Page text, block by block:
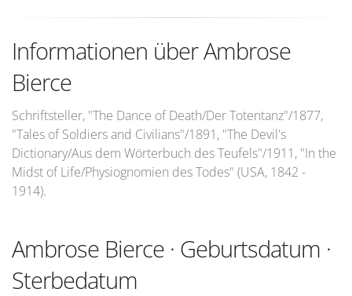
Informationen über Ambrose
Bierce
Schriftsteller, "The Dance of Death/Der Totentanz"/1877,
"Tales of Soldiers and Civilians"/1891, "The Devil's
Dictionary/Aus dem Wörterbuch des Teufels"/1911, "In the
Midst of Life/Physiognomien des Todes" (USA, 1842 -
1914).
Ambrose Bierce · Geburtsdatum ·
Sterbedatum